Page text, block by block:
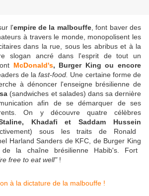
l'empire de la malbouffe,font baver des
à travers le monde, monopolisent les
dans la rue, sous les abribus et à la
slogan ancré dans l'esprit de tout un
McDonald's, Burger King ou encore
de lafast-food. Une certaine forme de
à dénoncer l'enseigne brésilienne de
(sandwiches et salades) dans sa dernière
afin de se démarquer de ses
On y découvre quatre célèbres
Khadafi etSaddam Hussein
sous les traits de Ronald
Harland Sanders de KFC, de Burger King
la chaîne brésilienne Habib's. Fort
free to eat well"!